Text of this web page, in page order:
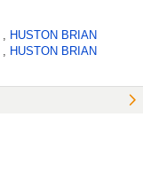
HUSTON BRIAN
HUSTON BRIAN